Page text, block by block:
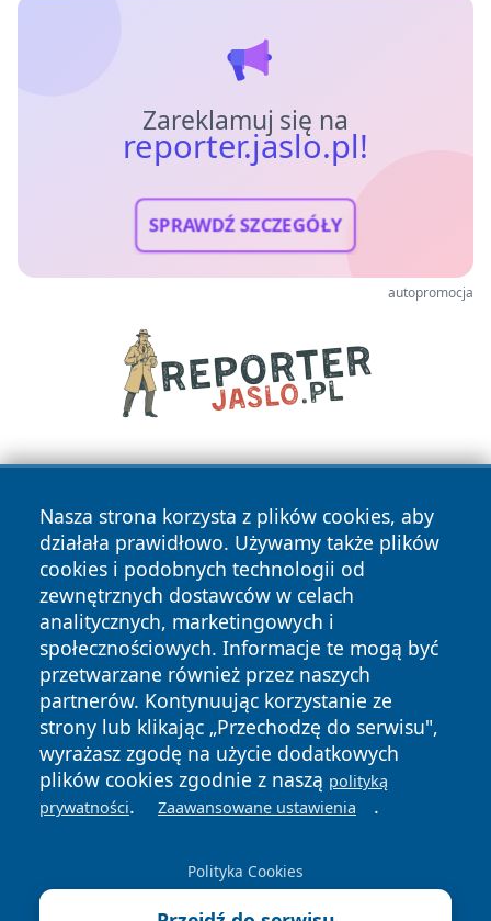
Zareklamuj się na
reporter.jaslo.pl!
SPRAWDŹ SZCZEGÓŁY
autopromocja
Nasza strona korzysta z plików cookies, aby
działała prawidłowo. Używamy także plików
cookies i podobnych technologii od
zewnętrznych dostawców w celach
analitycznych, marketingowych i
społecznościowych. Informacje te mogą być
przetwarzane również przez naszych
partnerów. Kontynuując korzystanie ze
strony lub klikając „Przechodzę do serwisu",
wyrażasz zgodę na użycie dodatkowych
plików cookies zgodnie z naszą polityką
prywatności. Zaawansowane ustawienia .
Polityka Cookies
Copyright © 2026 reporter.jaslo.pl Wszystkie prawa
zastrzeżone.
News Autorzy
Polityka
Prywatności
Polityka
Cookies